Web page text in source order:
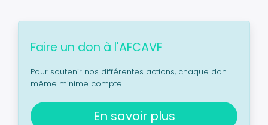
Faire un don à l'AFCAVF
Pour soutenir nos différentes actions, chaque don
même minime compte.
En savoir plus